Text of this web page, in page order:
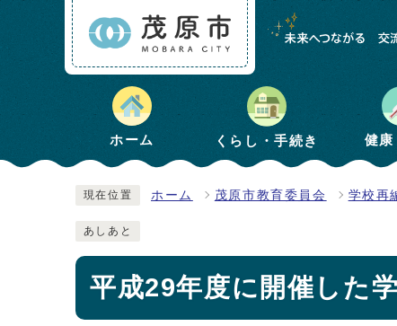
ホーム くらし・手続き 健康
現在位置 ホーム 茂原市教育委員会 学校再
あしあと
平成29年度に開催した